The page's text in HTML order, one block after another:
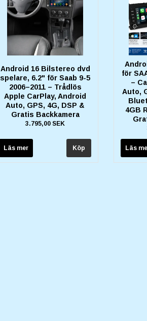
Android 16 Bilstereo dvd
spelare, 6.2" för Saab 9-5
2006–2011 – Trådlös
Apple CarPlay, Android
Auto, GPS, 4G, DSP &
Gratis Backkamera
3.795,00 SEK
Läs mer
för
–
Auto,
4GB
Läs